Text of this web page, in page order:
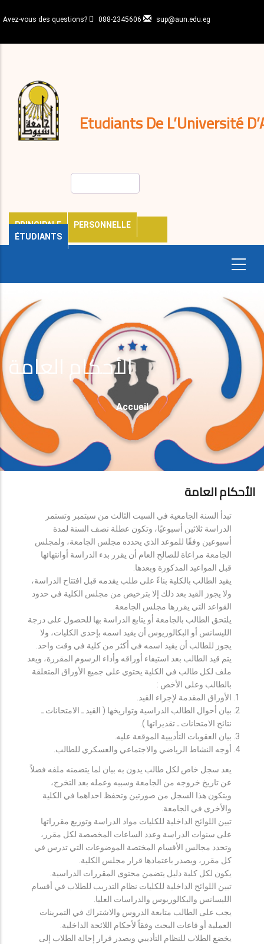
au
principal
Avez-vous des questions? 088-2345606 sup@aun.edu.eg
Etudiants De L’Université
PRINCIPALE
PERSONNELLE
ÉTUDIANTS
décisions
Expatriés
Journal
الأحكام العامة
Fil
D'Ariane
Accueil
الأحكام العامة
تبدأ السنة الجامعية في السبت الثالث من سبتمبر وتستمر
الدراسة ثلاثين أسبوعيًا، وتكون عطلة نصف السنة لمدة
أسبوعين وفقًا للموعد الذي يحدده مجلس الجامعة، ولمجلس
الجامعة مراعاة للصالح العام أن يقرر بدء الدراسة أوانتهائها
قبل المواعيد المذكورة وبعدها.
يقيد الطالب بالكلية بناءً على طلب يقدمه قبل افتتاح الدراسة،
ولا يجوز القيد بعد ذلك إلا بترخيص من مجلس الكلية في حدود
القواعد التي يقررها مجلس الجامعة.
يلتحق الطالب بالجامعة أو يتابع الدراسة بها للحصول على درجة
الليسانس أو البكالوريوس أن يقيد اسمه بإحدى الكليات، ولا
يجوز للطالب أن يقيد اسمه في أكثر من كلية في وقت واحد.
يتم قيد الطالب بعد استيفاء أوراقه وأداء الرسوم المقررة، ويعد
ملف لكل طالب في الكلية يحتوي على جميع الأوراق المتعلقة
بالطالب وعلى الأخص :
الأوراق المقدمة لإجراء القيد.
بيان أحوال الطالب الدراسية وتواريخها ( القيد ـ الامتحانات ـ
نتائح الامتحانات ـ تقديراتها ).
بيان العقوبات التأديبية الموقعة عليه.
أوجه النشاط الرياضي والاجتماعي والعسكري للطالب.
يعد سجل خاص لكل طالب يدون به بيان لما يتضمنه ملفه فضلاً
عن تاريخ خروجه من الجامعة وسببه وعمله بعد التخرج،
ويتكون هذا السجل من صورتين وتحفظ احداهما في الكلية
والأخرى في الجامعة.
تبين اللوائح الداخلية للكليات مواد الدراسة وتوزيع مقرراتها
على سنوات الدراسة وعدد الساعات المخصصة لكل مقرر،
وتحدد مجالس الأقسام المختصة الموضوعات التي تدرس في
كل مقرر، ويصدر باعتمادها قرار مجلس الكلية.
يكون لكل كلية دليل يتضمن محتوى المقررات الدراسية.
تبين اللوائح الداخلية للكليات نظام التدريب للطلاب في أقسام
الليسانس والبكالوريوس والدراسات العليا.
يجب على الطالب متابعة الدروس والاشتراك في التمرينات
العملية أو قاعات البحث وفقاً لأحكام اللائحة الداخلية.
يخضع الطلاب للنظام التأديبي ويصدر قرار إحالة الطلاب إلى